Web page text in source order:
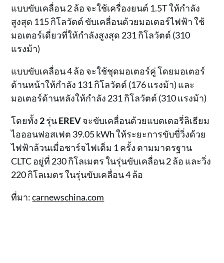
แบบขับเคลื่อน 2 ล้อ จะใช้เครื่องยนต์ 1.5T ให้กำลัง
สูงสุด 115 กิโลวัตต์ ขับเคลื่อนด้วยมอเตอร์ไฟฟ้า ใช้
มอเตอร์เดี่ยวที่ให้กำลังสูงสุด 231 กิโลวัตต์ (310
แรงม้า)
แบบขับเคลื่อน 4 ล้อ จะใช้ชุดมอเตอร์คู่ โดยมอเตอร์
ด้านหน้าให้กำลัง 131 กิโลวัตต์ (176 แรงม้า) และ
มอเตอร์ด้านหลังให้กำลัง 231 กิโลวัตต์ (310 แรงม้า)
โดยทั้ง 2รุ่นEREVจะขับเคลื่อนด้วยแบตเตอรี่ลิเธียม
ไอออนฟอสเฟต 39.05 kWh ให้ระยะการขับขี่วิ่งด้วย
ไฟฟ้าล้วนเมื่อชาร์จไฟเต็ม 1 ครั้ง ตามมาตรฐาน
CLTC อยู่ที่ 230 กิโลเมตร ในรุ่นขับเคลื่อน 2 ล้อ และวิ่ง
220 กิโลเมตร ในรุ่นขับเคลื่อน 4 ล้อ
ที่มา:carnewschina.com